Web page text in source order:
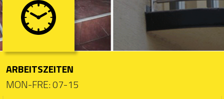
ARBEITSZEITEN
MON-FRE: 07-15